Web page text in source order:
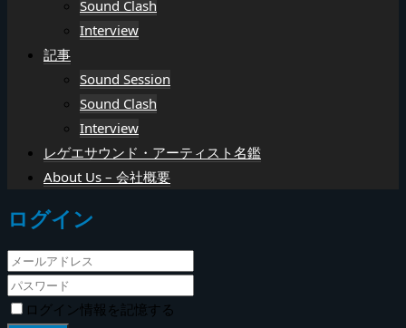
Sound Clash
Interview
記事
Sound Session
Sound Clash
Interview
レゲエサウンド・アーティスト名鑑
About Us – 会社概要
ログイン
ログイン情報を記憶する